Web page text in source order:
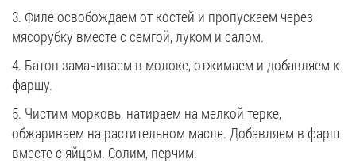
3. Филе освобождаем от костей и пропускаем через
мясорубку вместе с семгой, луком и салом.
4. Батон замачиваем в молоке, отжимаем и добавляем к
фаршу.
5. Чистим морковь, натираем на мелкой терке,
обжариваем на растительном масле. Добавляем в фарш
вместе с яйцом. Солим, перчим.